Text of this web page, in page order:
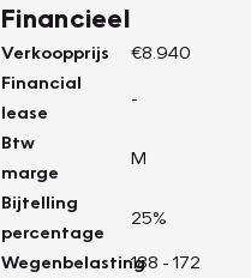
Financieel
Verkoopprijs
€8.940
Financial
lease
-
Btw
marge
M
Bijtelling
percentage
25%
Wegenbelasting188 - 172